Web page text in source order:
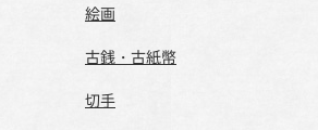
絵画
古銭・古紙幣
切手